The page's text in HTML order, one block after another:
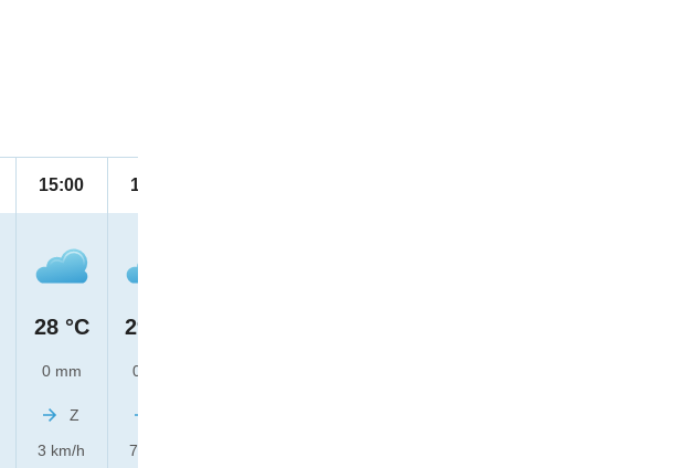
15:00
28 °C
0 mm
Z
3 km/h
16:00
29 °C
0 mm
7 km/h